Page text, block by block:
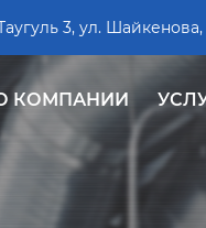
3, ул.
КОМПАНИИ